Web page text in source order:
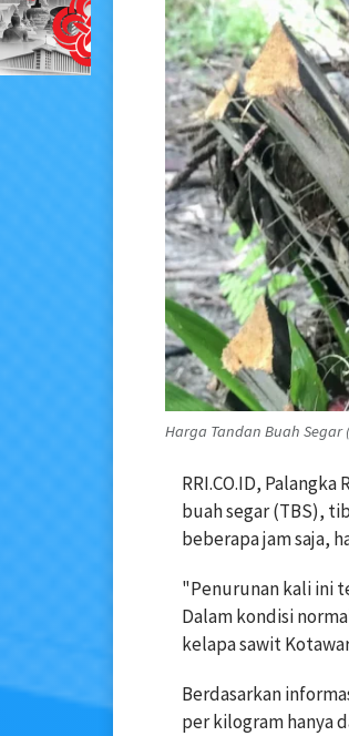
Harga Tandan Buah Segar
‎RRI.CO.ID,
buah segar (TBS),
beberapa jam saja,
‎"Penurunan kali ini
Dalam kondisi
kelapa sawit
‎Berdasarkan
per kilogram hanya